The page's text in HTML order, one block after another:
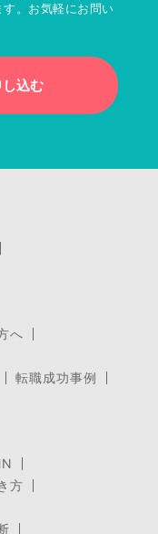
。お気軽にお問い
込む
へ
転職成功事例
方